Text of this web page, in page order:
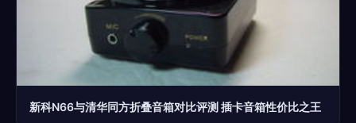
新科N66与清华同方折叠音箱对比评测 插卡音箱性价比之王